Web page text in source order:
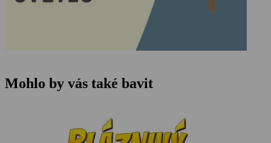
Mohlo by vás také bavit